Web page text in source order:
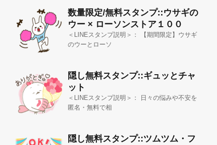
数量限定/無料スタンプ::ウサギの
ウー × ローソンストア１００
＜LINEスタンプ説明＞： 【期間限定】ウサギ
のウーとローソ
隠し無料スタンプ::ギュッとチャ
ット
＜LINEスタンプ説明＞： 日々の悩みや不安を
匿名・無料で相
隠し無料スタンプ::ツムツム・フ